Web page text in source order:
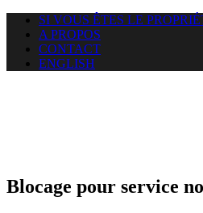
SI VOUS ÊTES LE
A PROPOS
CONTACT
ENGLISH
Blocage pour service